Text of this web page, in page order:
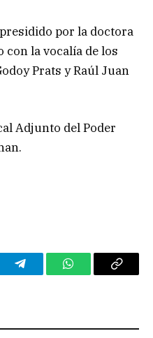
por la doctora
con la vocalía de los
Prats y Raúl Juan
Adjunto del Poder
TelegramWhatsAppCopy